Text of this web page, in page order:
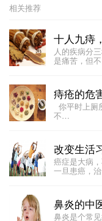
相关推荐
十人九痔
人的疾病分
是痛苦，但
痔疮的危
你平时上厕
不…
改变生活
癌症是大病
一旦患癌，
鼻炎的中
鼻炎是个常